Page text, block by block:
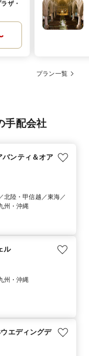
ザ・
プラン一覧
手配会社
バンティ＆オア
北陸・甲信越／東海／
州・沖縄
ル
州・沖縄
エディングデ